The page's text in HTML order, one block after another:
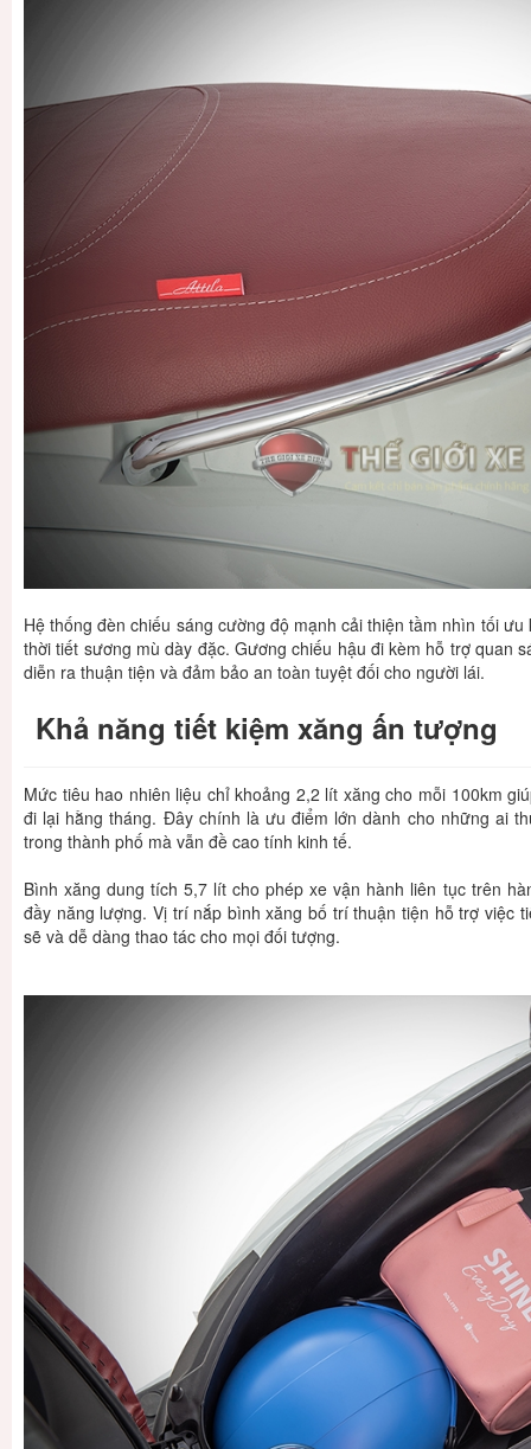
Hệ thống đèn chiếu sáng cường độ mạnh cải thiện tầm nhìn tối
thời tiết sương mù dày đặc. Gương chiếu hậu đi kèm hỗ trợ quan
diễn ra thuận tiện và đảm bảo an toàn tuyệt đối cho người lái.
Khả năng tiết kiệm xăng ấn tượng
Mức tiêu hao nhiên liệu chỉ khoảng 2,2 lít xăng cho mỗi 100km
đi lại hằng tháng. Đây chính là ưu điểm lớn dành cho những ai
trong thành phố mà vẫn đề cao tính kinh tế.
Bình xăng dung tích 5,7 lít cho phép xe vận hành liên tục trên
đầy năng lượng. Vị trí nắp bình xăng bố trí thuận tiện hỗ trợ việc
sẽ và dễ dàng thao tác cho mọi đối tượng.